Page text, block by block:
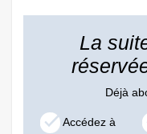
La
Déjà
Accédez à